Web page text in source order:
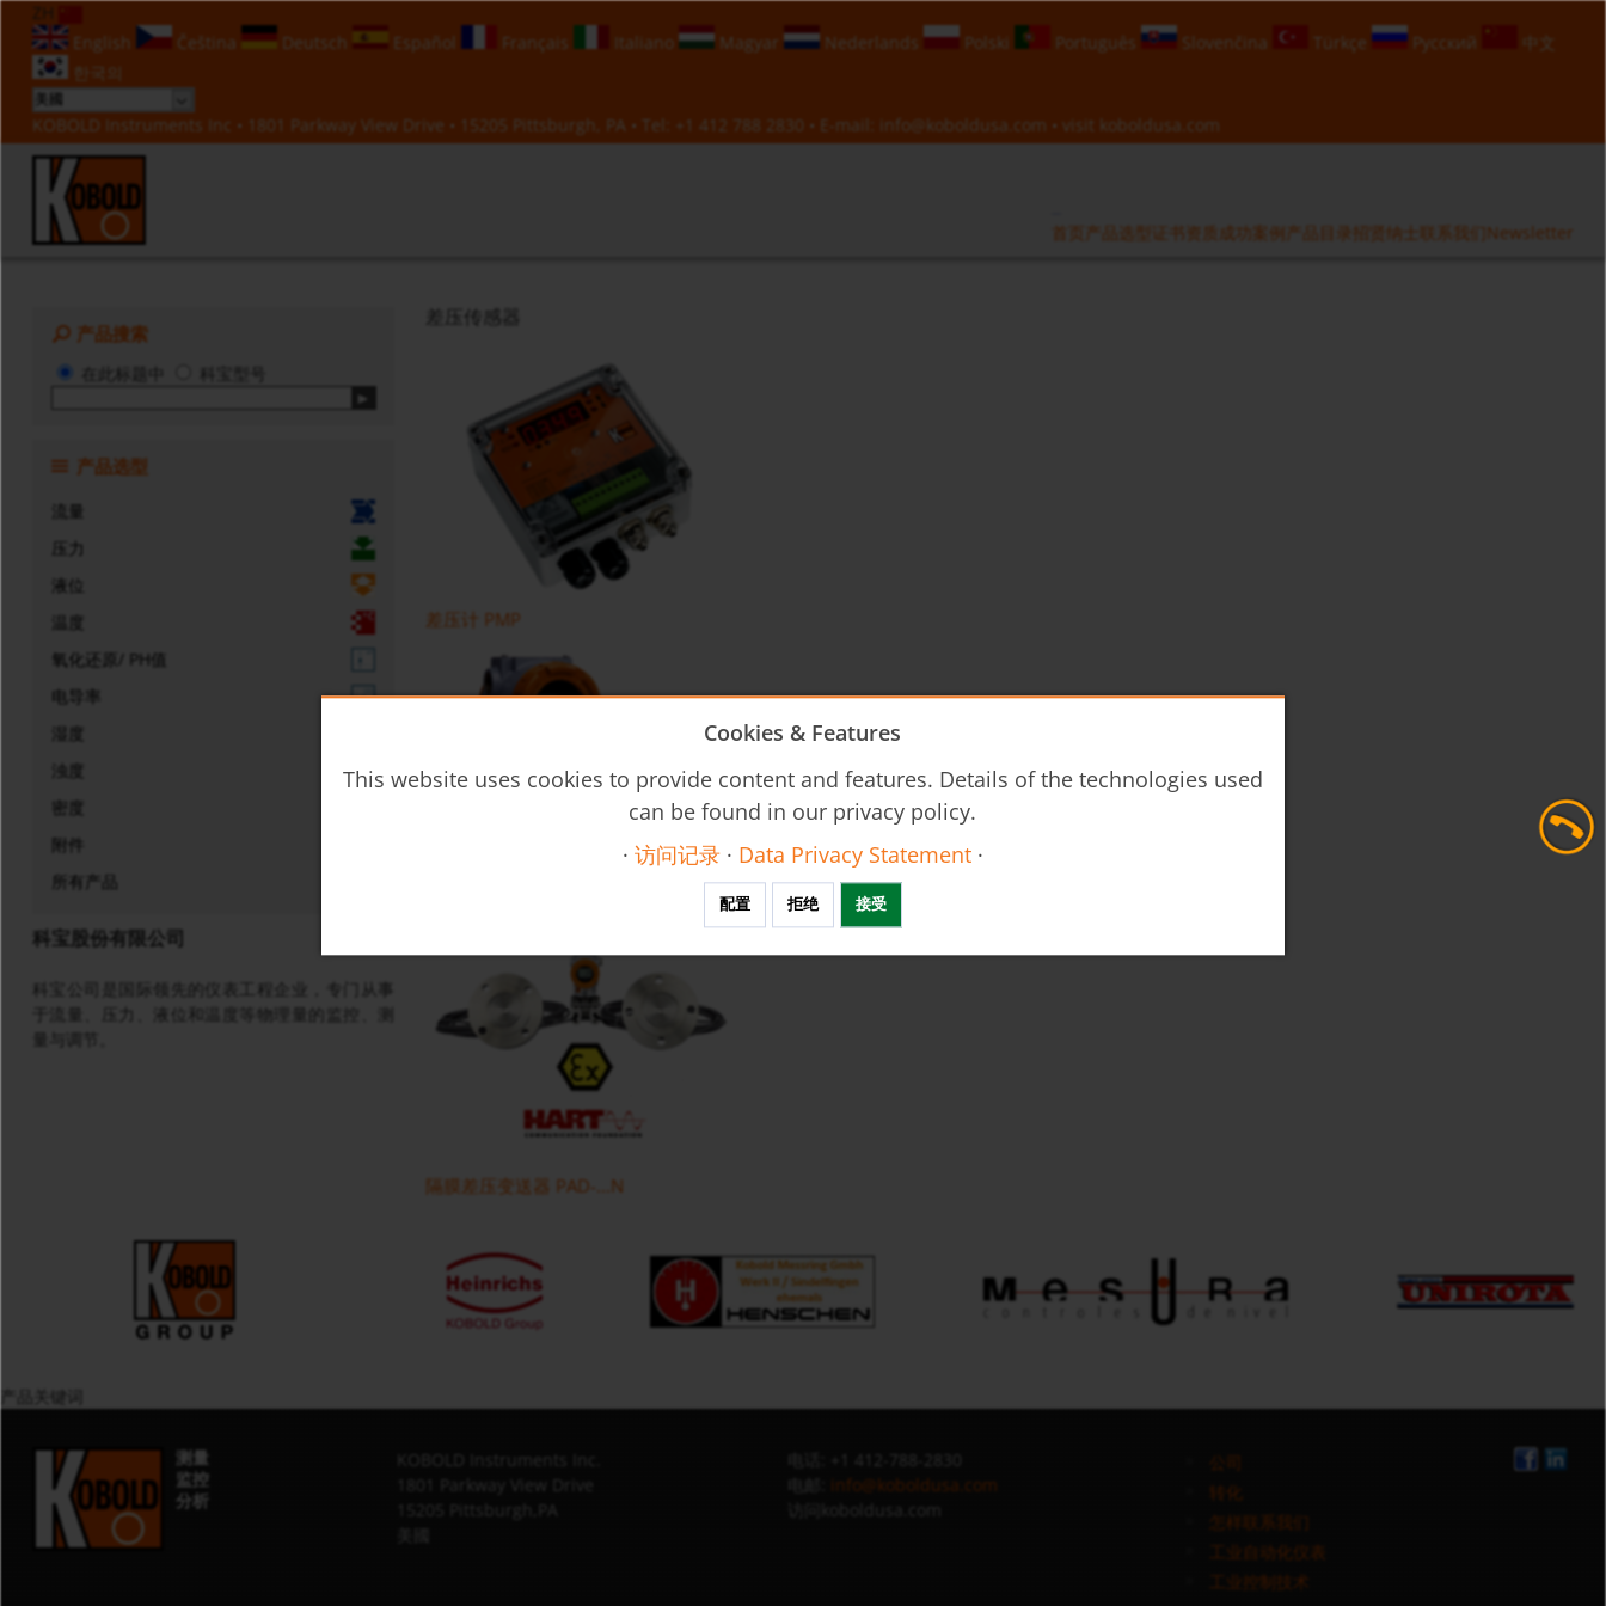
English
Čeština Deutsch Español Français Italiano Magyar Nederlands Polski Português Slovenčina Türkçe Русский
中文
한국의
KOBOLD Instruments Inc • 1801 Parkway View Drive • 15205 Pittsburgh, PA • Tel: +1 412 788 2830 • E-mail: info@koboldusa.com • visit koboldusa.com
首页 产品选型 证书资质 成功案例 产品目录 招贤纳士 联系我们 Newsletter
产品搜索
在此标题中 科宝型号
产品选型
流量
压力
液位
温度
氧化还原/ PH值
电导率
湿度
浊度
密度
附件
所有产品
科宝股份有限公司
科宝公司是国际领先的仪表工程企业，专门从事
于流量、压力、液位和温度等物理量的监控、测
量与调节。
差压传感器
差压计 PMP
隔膜差压变送器 PAD-...N
测量
监控
分析
info@koboldusa.com
转化
怎样联系我们
工业自动化仪表
工业控制技术
Cookies & Features
This website uses cookies to provide content and features. Details of the technologies used
can be found in our privacy policy.
· 访问记录· Data Privacy Statement·
配置 拒绝 接受